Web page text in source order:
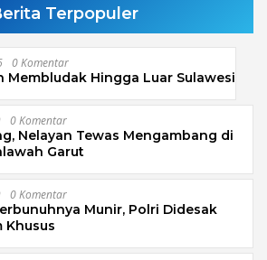
Terpopuler
0 Komentar
Membludak Hingga Luar Sulawesi
0 Komentar
Nelayan Tewas Mengambang di
Garut
0 Komentar
Munir, Polri Didesak
Khusus